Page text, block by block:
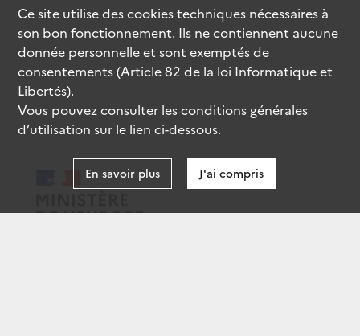
Ce site utilise descookiestechniques nécessaires à
son bon fonctionnement. Ils ne contiennent aucune
donnée personnelle et sont exemptés de
consentements (Article 82 de la loi Informatique et
Libertés).
Vous pouvez consulter les conditions générales
d’utilisation sur le lien ci-dessous.
En savoir plus J'ai compris